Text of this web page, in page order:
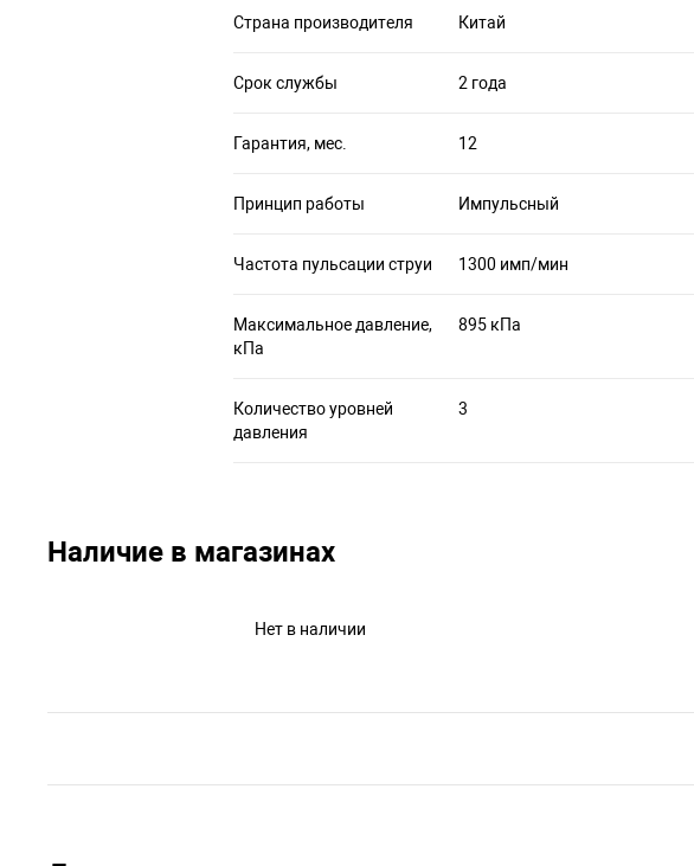
Страна производителя Китай
Срок службы 2 года
Гарантия, мес. 12
Принцип работы Импульсный
Частота пульсации струи 1300 имп/мин
Максимальное давление,
кПа
895 кПа
Количество уровней
давления
3
Наличие в магазинах
Нет в наличии